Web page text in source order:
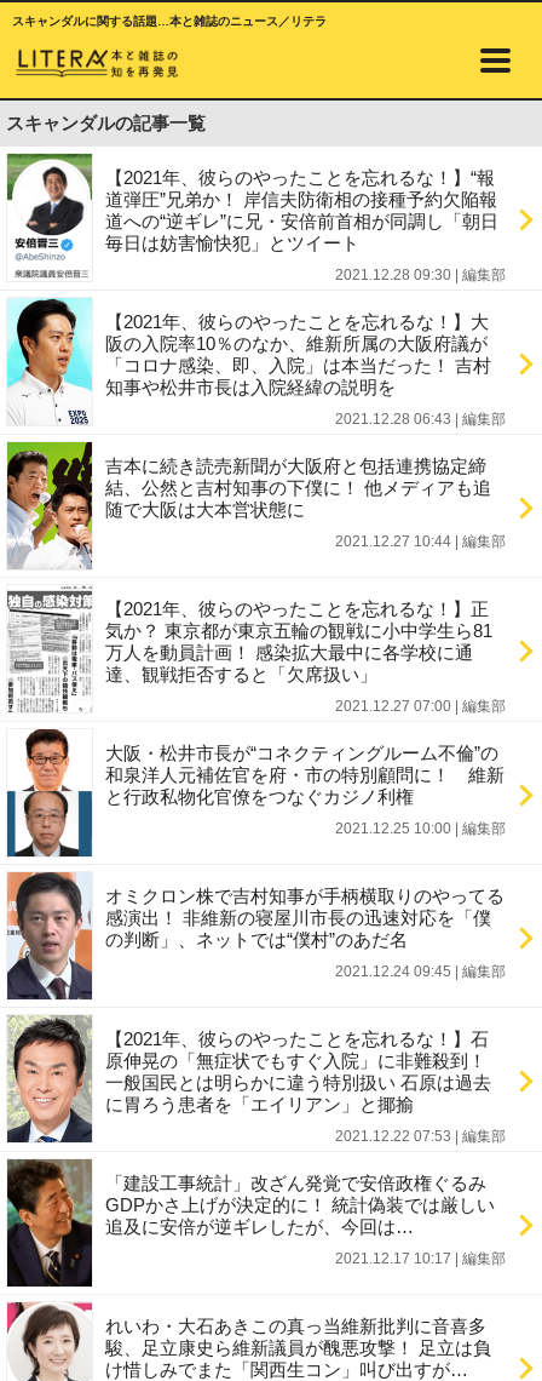
スキャンダルに関する話題…本と雑誌のニュース／リテラ
スキャンダルの記事一覧
【2021年、彼らのやったことを忘れるな！】“報
道弾圧”兄弟か！ 岸信夫防衛相の接種予約欠陥報
道への“逆ギレ”に兄・安倍前首相が同調し「朝日
毎日は妨害愉快犯」とツイート
2021.12.28 09:30 編集部
【2021年、彼らのやったことを忘れるな！】大
阪の入院率10％のなか、維新所属の大阪府議が
「コロナ感染、即、入院」は本当だった！ 吉村
知事や松井市長は入院経緯の説明を
2021.12.28 06:43 編集部
吉本に続き読売新聞が大阪府と包括連携協定締
結、公然と吉村知事の下僕に！ 他メディアも追
随で大阪は大本営状態に
2021.12.27 10:44 編集部
【2021年、彼らのやったことを忘れるな！】正
気か？ 東京都が東京五輪の観戦に小中学生ら81
万人を動員計画！ 感染拡大最中に各学校に通
達、観戦拒否すると「欠席扱い」
2021.12.27 07:00 編集部
大阪・松井市長が“コネクティングルーム不倫”の
和泉洋人元補佐官を府・市の特別顧問に！ 維新
と行政私物化官僚をつなぐカジノ利権
2021.12.25 10:00 編集部
オミクロン株で吉村知事が手柄横取りのやってる
感演出！ 非維新の寝屋川市長の迅速対応を「僕
の判断」、ネットでは“僕村”のあだ名
2021.12.24 09:45 編集部
【2021年、彼らのやったことを忘れるな！】石
原伸晃の「無症状でもすぐ入院」に非難殺到！
一般国民とは明らかに違う特別扱い 石原は過去
に胃ろう患者を「エイリアン」と揶揄
2021.12.22 07:53 編集部
「建設工事統計」改ざん発覚で安倍政権ぐるみ
GDPかさ上げが決定的に！ 統計偽装では厳しい
追及に安倍が逆ギレしたが、今回は…
2021.12.17 10:17 編集部
れいわ・大石あきこの真っ当維新批判に音喜多
駿、足立康史ら維新議員が醜悪攻撃！ 足立は負
け惜しみでまた「関西生コン」叫び出すが…